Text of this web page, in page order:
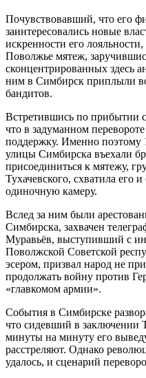
Почувствовавший, что его
заинтересовались новые
искренности его
Поволжье мятеж,
сконцентрированных здесь
ним в Симбирск приплыли
бандитов.
Встретившись по прибытии
что в задуманном
поддержку. Именно поэтому
улицы Симбирска въехали
присоединиться к мятежу,
Тухачевского, схватила его
одиночную камеру.
Вслед за ним были
Симбирска, захвачен
Муравьёв, выступивший с
Поволжской Советской
эсером, призвал народ не
продолжать войну против
«главкомом армии».
События в Симбирске
что сидевший в заключении
минуты на минуту его
расстреляют. Однако
удалось, и сценарий